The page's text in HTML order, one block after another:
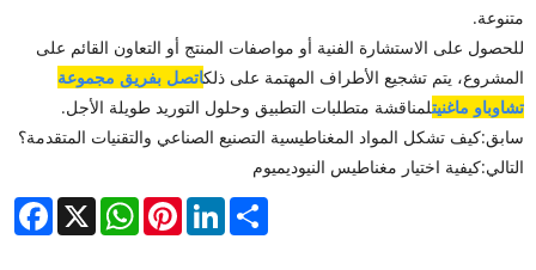
متنوعة.
للحصول على الاستشارة الفنية أو مواصفات المنتج أو التعاون القائم على
المشروع، يتم تشجيع الأطراف المهتمة على ذلكاتصل بفريق مجموعة
تشاوباو ماغنيتلمناقشة متطلبات التطبيق وحلول التوريد طويلة الأجل.
سابق:كيف تشكل المواد المغناطيسية التصنيع الصناعي والتقنيات المتقدمة؟
التالي:كيفية اختيار مغناطيس النيوديميوم
X
WhatsAppPinterestLinkedInShare